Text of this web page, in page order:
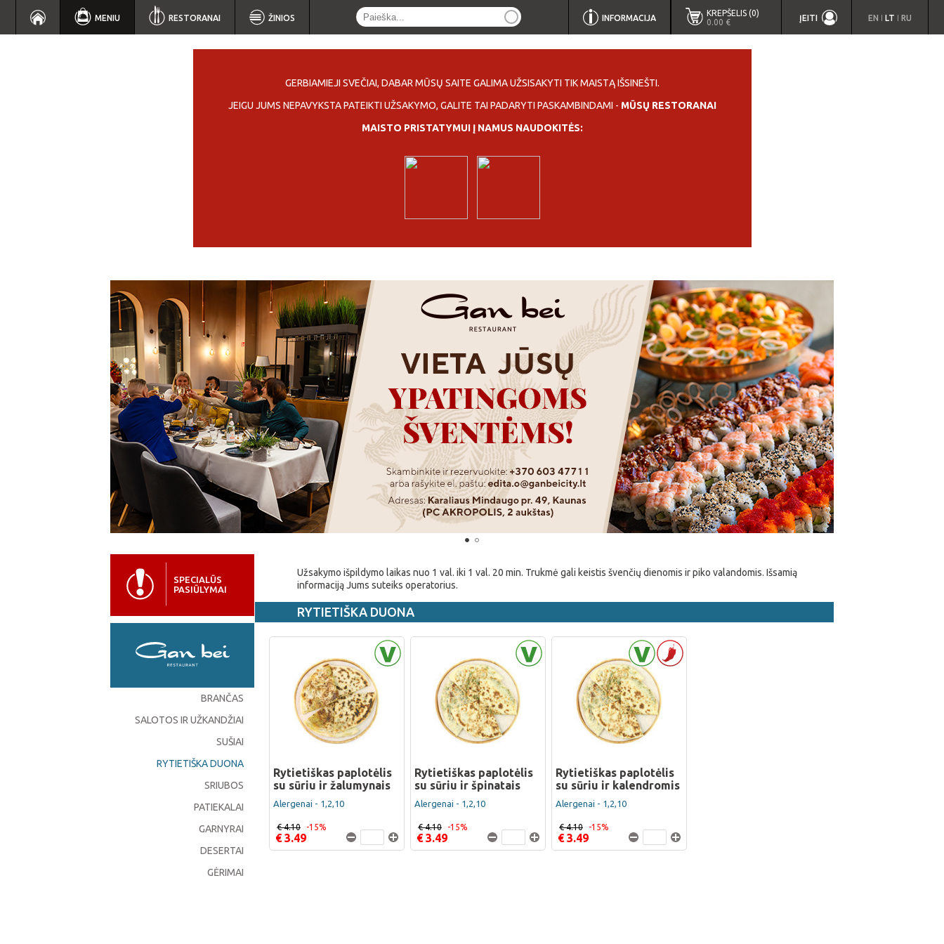
MENIU RESTORANAI ŽINIOS INFORMACIJA
KREPŠELIS (0)
0.00 €
ĮEITI EN LT RU
GERBIAMIEJI SVEČIAI, DABAR MŪSŲ SAITE GALIMA UŽSISAKYTI TIK MAISTĄ IŠSINEŠTI.
JEIGU JUMS NEPAVYKSTA PATEIKTI UŽSAKYMO, GALITE TAI PADARYTI PASKAMBINDAMI - MŪSŲ RESTORANAI
MAISTO PRISTATYMUI Į NAMUS NAUDOKITĖS:
SPECIALŪS
PASIŪLYMAI
BRANČAS
SALOTOS IR UŽKANDŽIAI
SUŠIAI
RYTIETIŠKA DUONA
SRIUBOS
PATIEKALAI
GARNYRAI
DESERTAI
GĖRIMAI
Užsakymo išpildymo laikas nuo 1 val. iki 1 val. 20 min. Trukmė gali keistis švenčių dienomis ir piko valandomis. Išsamią
informaciją Jums suteiks operatorius.
RYTIETIŠKA DUONA
Rytietiškas paplotėlis
su sūriu ir žalumynais
Alergenai - 1,2,10
€ 3.49
€ 4.10 -15%
Rytietiškas paplotėlis
su sūriu ir špinatais
Alergenai - 1,2,10
€ 3.49
€ 4.10 -15%
Rytietiškas paplotėlis
su sūriu ir kalendromis
Alergenai - 1,2,10
€ 3.49
€ 4.10 -15%